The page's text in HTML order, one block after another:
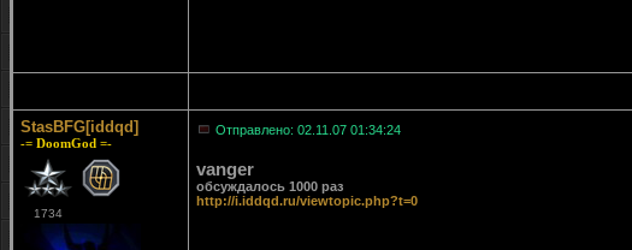
StasBFG[iddqd]
-= DoomGod =-
1734
Отправлено: 02.11.07 01:34:24
vanger
обсуждалось 1000 раз
http://i.iddqd.ru/viewtopic.php?t=0